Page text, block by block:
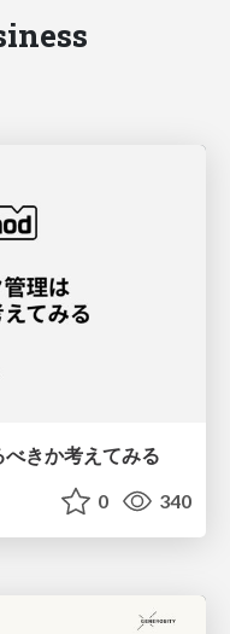
きか考えてみる
0 340